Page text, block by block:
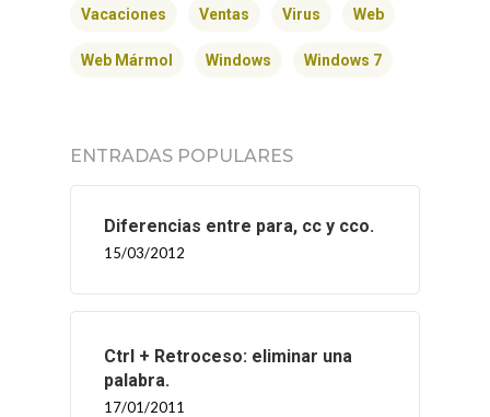
Vacaciones Ventas Virus Web
Web Mármol Windows Windows 7
ENTRADAS POPULARES
Diferencias entre para, cc y cco.
15/03/2012
Ctrl + Retroceso: eliminar una
palabra.
17/01/2011